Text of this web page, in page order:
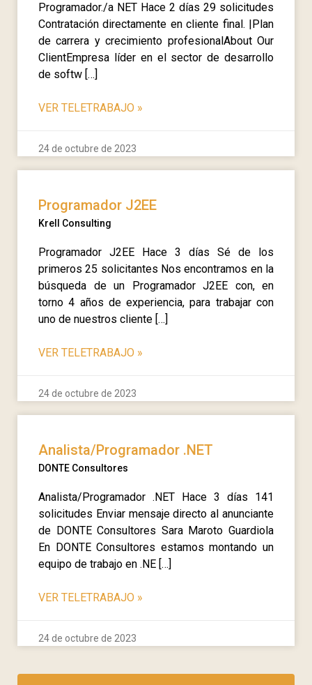
Programador./a NET Hace 2 días 29 solicitudes
Contratación directamente en cliente final. |Plan
de carrera y crecimiento profesionalAbout Our
ClientEmpresa líder en el sector de desarrollo
de softw […]
VER TELETRABAJO »
24 de octubre de 2023
Programador J2EE
Krell Consulting
Programador J2EE Hace 3 días Sé de los
primeros 25 solicitantes Nos encontramos en la
búsqueda de un Programador J2EE con, en
torno 4 años de experiencia, para trabajar con
uno de nuestros cliente […]
VER TELETRABAJO »
24 de octubre de 2023
Analista/Programador .NET
DONTE Consultores
Analista/Programador .NET Hace 3 días 141
solicitudes Enviar mensaje directo al anunciante
de DONTE Consultores Sara Maroto Guardiola
En DONTE Consultores estamos montando un
equipo de trabajo en .NE […]
VER TELETRABAJO »
24 de octubre de 2023